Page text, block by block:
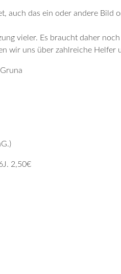
auch das ein oder andere Bild
vieler. Es braucht daher
wir uns über zahlreiche Helfer
2,50€